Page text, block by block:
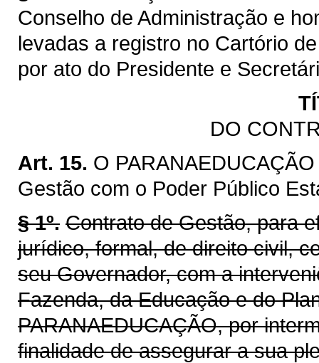
Conselho de Administração e
levadas a registro no Cartório
por ato do Presidente e
DO
Art. 15. O
Gestão com o Poder Público
§ 1º. Contrato de Gestão, para
jurídico, formal, de direito civil,
seu Governador, com a
Fazenda, da Educação e do
PARANAEDUCAÇÃO, por
finalidade de assegurar a sua